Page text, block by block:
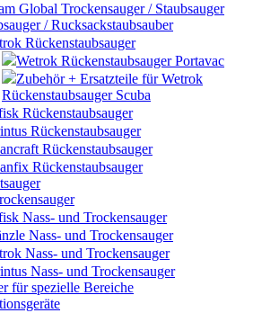
Global Trockensauger / Staubsauger
/ Rucksackstaubsauber
Rückenstaubsauger
Wetrok Rückenstaubsauger Portavac
Zubehör + Ersatzteile für Wetrok
Rückenstaubsauger Scuba
Rückenstaubsauger
Rückenstaubsauger
Rückenstaubsauger
Rückenstaubsauger
Nass- und Trockensauger
Nass- und Trockensauger
Nass- und Trockensauger
Nass- und Trockensauger
für spezielle Bereiche